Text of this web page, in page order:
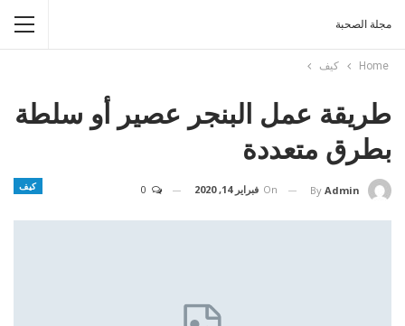
مجلة الصحبة
Home كيف
طريقة عمل البنجر عصير أو سلطة
بطرق متعددة
كيف By Admin
On فبراير 14, 2020